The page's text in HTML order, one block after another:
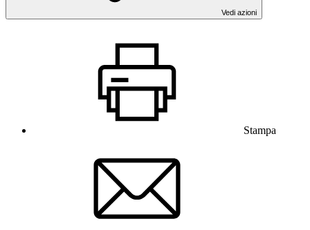
Vedi azioni
Stampa